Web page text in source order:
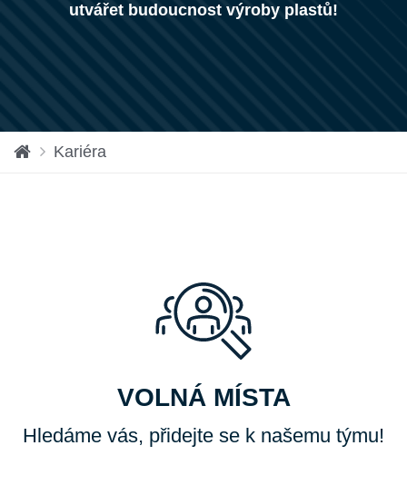
utvářet budoucnost výroby plastů!
vs
Kariéra
VOLNÁ MÍSTA
Hledáme vás, přidejte se k našemu týmu!